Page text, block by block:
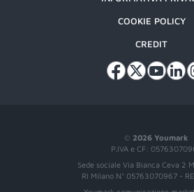
© 2026 Youmark
P.IVA e CF:
Sede sociale Via Bianca Ceva 2
RI Milano N° 05763070967 -
COOKIE POLICY
CREDIT